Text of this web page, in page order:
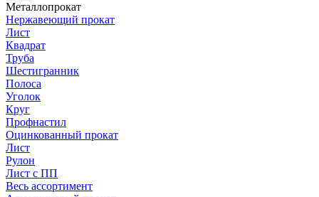
Металлопрокат
Нержавеющий прокат
Лист
Квадрат
Труба
Шестигранник
Полоса
Уголок
Круг
Профнастил
Оцинкованный прокат
Лист
Рулон
Лист с ПП
Весь ассортимент